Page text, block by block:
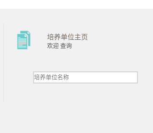
金融学院
培养单位主页
欢迎 查询